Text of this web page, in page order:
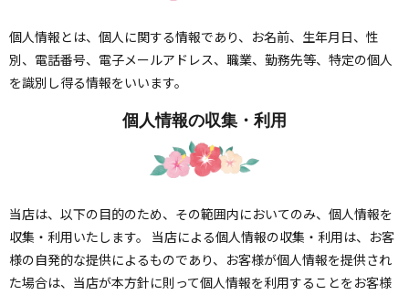
個人情報とは、個人に関する情報であり、お名前、生年月日、性
別、電話番号、電子メールアドレス、職業、勤務先等、特定の個人
を識別し得る情報をいいます。
個人情報の収集・利用
当店は、以下の目的のため、その範囲内においてのみ、個人情報を
収集・利用いたします。 当店による個人情報の収集・利用は、お客
様の自発的な提供によるものであり、お客様が個人情報を提供され
た場合は、当店が本方針に則って個人情報を利用することをお客様